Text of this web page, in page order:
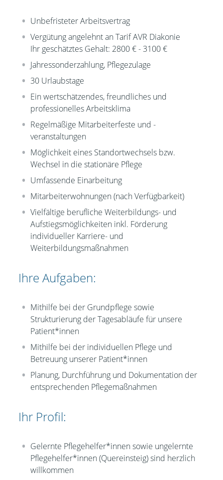
Unbefristeter Arbeitsvertrag
Vergütung angelehnt an Tarif AVR Diakonie
Ihr geschätztes Gehalt: 2800 € - 3100 €
Jahressonderzahlung, Pflegezulage
30 Urlaubstage
Ein wertschätzendes, freundliches und
professionelles Arbeitsklima
Regelmäßige Mitarbeiterfeste und -
veranstaltungen
Möglichkeit eines Standortwechsels bzw.
Wechsel in die stationäre Pflege
Umfassende Einarbeitung
Mitarbeiterwohnungen (nach Verfügbarkeit)
Vielfältige berufliche Weiterbildungs- und
Aufstiegsmöglichkeiten inkl. Förderung
individueller Karriere- und
Weiterbildungsmaßnahmen
Ihre Aufgaben:
Mithilfe bei der Grundpflege sowie
Strukturierung der Tagesabläufe für unsere
Patient*innen
Mithilfe bei der individuellen Pflege und
Betreuung unserer Patient*innen
Planung, Durchführung und Dokumentation der
entsprechenden Pflegemaßnahmen
Ihr Profil:
Gelernte Pflegehelfer*innen sowie ungelernte
Pflegehelfer*innen (Quereinsteig) sind herzlich
willkommen